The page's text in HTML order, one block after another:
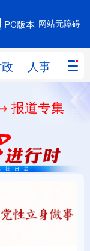
网站无障碍
PC版本
人事 国际
人事
教育
报道专集